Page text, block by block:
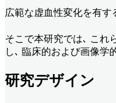
広範な虚血性変化を有す
そこで本研究では､ これ
し､ 臨床的および画像学
研究デザイン